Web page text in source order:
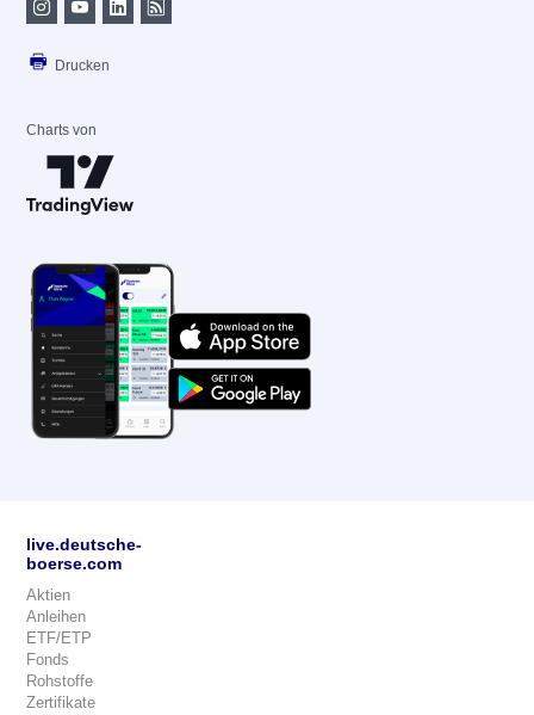
Drucken
Charts von
live.deutsche-
boerse.com
Aktien
Anleihen
ETF/ETP
Fonds
Rohstoffe
Zertifikate